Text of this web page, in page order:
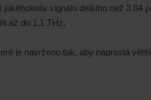
signálu delšího než 3.84
až do 1,1 THz.
je navrženo tak, aby naprostá